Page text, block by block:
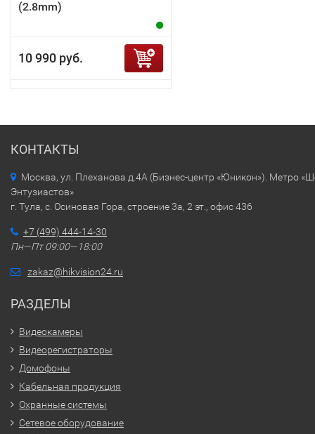
(2.8mm)
10 990 руб.
КОНТАКТЫ
Москва, ул. Плеханова д.4А (Бизнес-центр «Юникон»). Метро
Энтузиастов»
г. Тула, с. Осиновая Гора, строение 3а, 2 эт., офис 436
+7 (499) 444-14-30
Пн—Пт 09:00—18:00
zakaz@hikvision24.ru
РАЗДЕЛЫ
Видеокамеры
Видеорегистраторы
Домофоны
Кабельная продукция
Охранные системы
Сетевое оборудование